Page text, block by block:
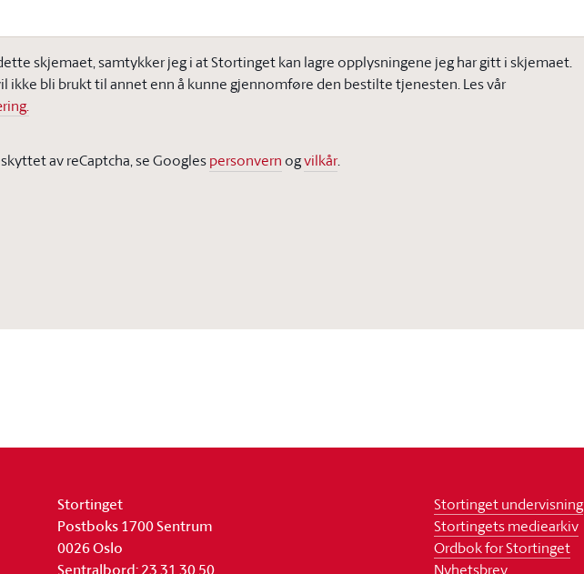
skjemaet, samtykker jeg i at Stortinget kan lagre opplysningene jeg har gitt i skjemaet.
ikke bli brukt til annet enn å kunne gjennomføre den bestilte tjenesten. Les vår
av reCaptcha, se Googlespersonvern ogvilkår.
Stortinget
Postboks 1700 Sentrum
0026 Oslo
Sentralbord: 23 31 30 50
Stortinget undervisning
Stortingets mediearkiv
Ordbok for Stortinget
Nyhetsbrev